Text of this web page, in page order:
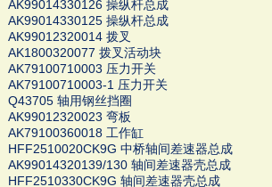
AK99014330126 操纵杆总成
AK99014330125 操纵杆总成
AK99012320014 拨叉
AK1800320077 拨叉活动块
AK79100710003 压力开关
AK79100710003-1 压力开关
Q43705 轴用钢丝挡圈
AK99012320023 弯板
AK79100360018 工作缸
HFF2510020CK9G 中桥轴间差速器总成
AK99014320139/130 轴间差速器壳总成
HFF2510330CK9G 轴间差速器壳总成